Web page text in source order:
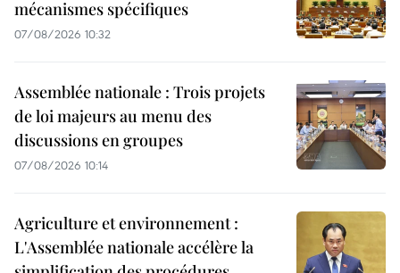
mécanismes spécifiques
07/08/2026 10:32
Assemblée nationale : Trois projets
de loi majeurs au menu des
discussions en groupes
07/08/2026 10:14
Agriculture et environnement :
L'Assemblée nationale accélère la